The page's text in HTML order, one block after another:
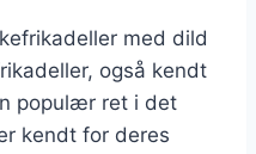
med dild
også kendt
populær ret i det
kendt for deres